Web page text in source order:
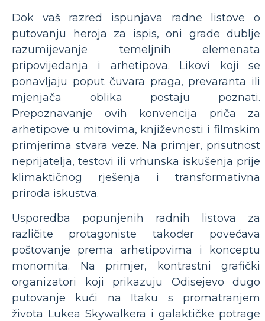
Dok vaš razred ispunjava radne listove o
putovanju heroja za ispis, oni grade dublje
razumijevanje temeljnih elemenata
pripovijedanja i arhetipova. Likovi koji se
ponavljaju poput čuvara praga, prevaranta ili
mjenjača oblika postaju poznati.
Prepoznavanje ovih konvencija priča za
arhetipove u mitovima, književnosti i filmskim
primjerima stvara veze. Na primjer, prisutnost
neprijatelja, testovi ili vrhunska iskušenja prije
klimaktičnog rješenja i transformativna
priroda iskustva.
Usporedba popunjenih radnih listova za
različite protagoniste također povećava
poštovanje prema arhetipovima i konceptu
monomita. Na primjer, kontrastni grafički
organizatori koji prikazuju Odisejevo dugo
putovanje kući na Itaku s promatranjem
života Lukea Skywalkera i galaktičke potrage